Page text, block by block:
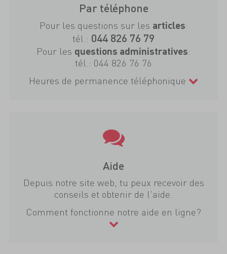
Par téléphone
Pour les questions sur les articles:
tél.: 044 826 76 79
Pour les questions administratives:
tél.: 044 826 76 76
Heures de permanence téléphonique
Aide
Depuis notre site web, tu peux recevoir des
conseils et obtenir de l'aide.
Comment fonctionne notre aide en ligne?